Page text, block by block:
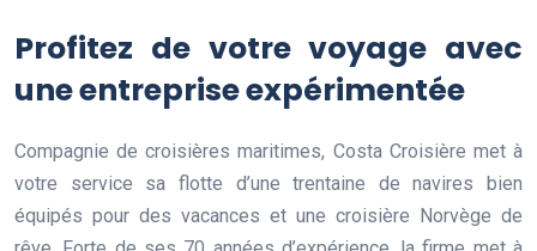
Profitez de votre voyage avec
une entreprise expérimentée
Compagnie de croisières maritimes, Costa Croisière met à
votre service sa flotte d’une trentaine de navires bien
équipés pour des vacances et une croisière Norvège de